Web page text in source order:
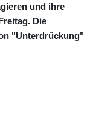
und ihre
Die
"Unterdrückung"